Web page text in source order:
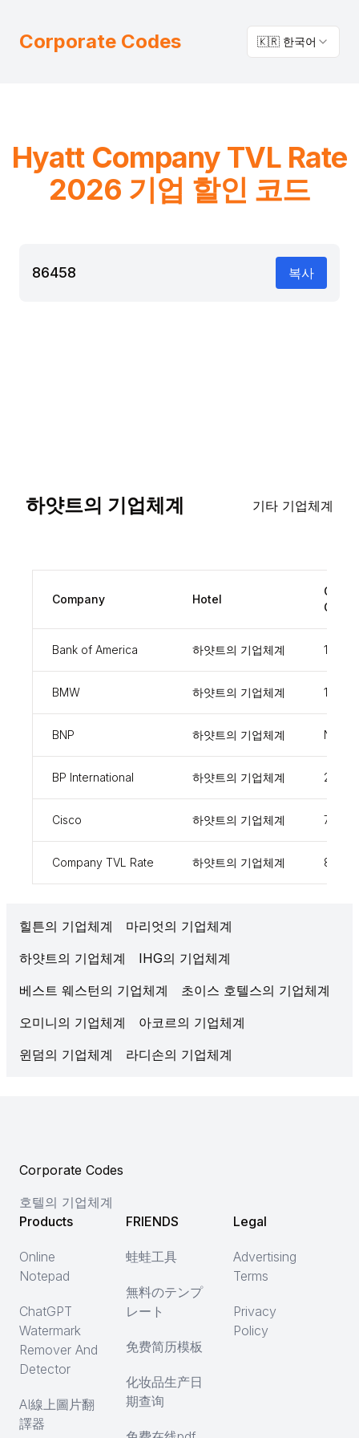
Corporate Codes 🇰🇷 한국어
Hyatt Company TVL Rate
2026 기업 할인 코드
86458 복사
하얏트의 기업체계 기타 기업체계
Company Hotel
Code
Bank of America 하얏트의 기업체계 17500
BMW 하얏트의 기업체계 15985
BNP 하얏트의 기업체계
BP International 하얏트의 기업체계 27450
Cisco 하얏트의 기업체계 79103
Company TVL Rate 하얏트의 기업체계 86458
힐튼의 기업체계
마리엇의 기업체계
하얏트의 기업체계
IHG의 기업체계
베스트 웨스턴의 기업체계
초이스 호텔스의 기업체계
오미니의 기업체계
아코르의 기업체계
윈덤의 기업체계
라디손의 기업체계
Corporate Codes
호텔의 기업체계
Products
Online
Notepad
ChatGPT
Watermark
Remover And
Detector
AI線上圖片翻
譯器
FRIENDS
蛙蛙工具
無料のテンプ
レート
免费简历模板
化妆品生产日
期查询
Legal
Advertising
Terms
Privacy
Policy